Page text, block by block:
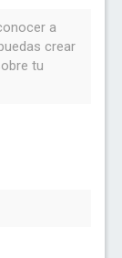
a
crear
tu